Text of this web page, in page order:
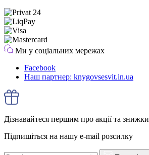
Ми у соціальних мережах
Facebook
Наш партнер: knygovsesvit.in.ua
Дізнавайтеся першим про акції та знижки
Підпишіться на нашу e-mail розсилку